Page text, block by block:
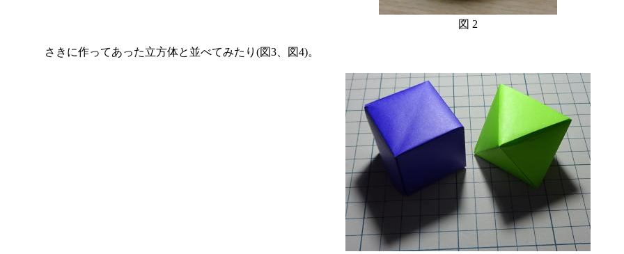
図 2
さきに作ってあった立方体と並べてみたり(図3、図4)。